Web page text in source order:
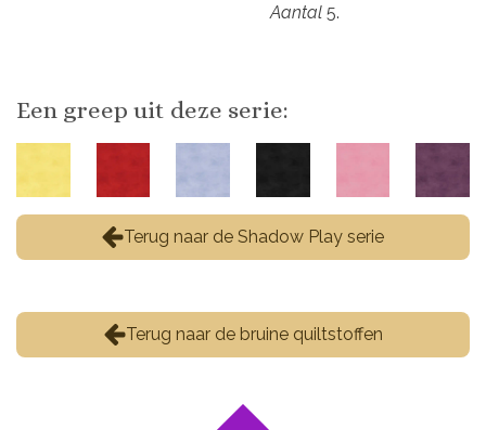
Aantal 5.
Een greep uit deze serie:
Terug naar de Shadow Play serie
Terug naar de bruine quiltstoffen